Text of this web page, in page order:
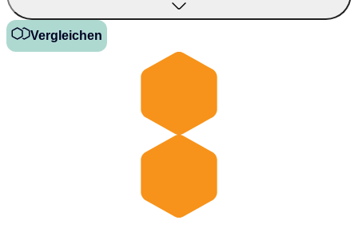
Vergleichen